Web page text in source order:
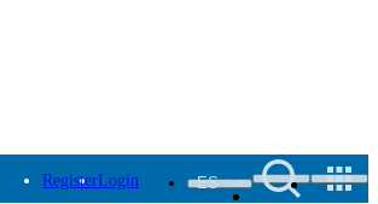
RegisterLogin ES